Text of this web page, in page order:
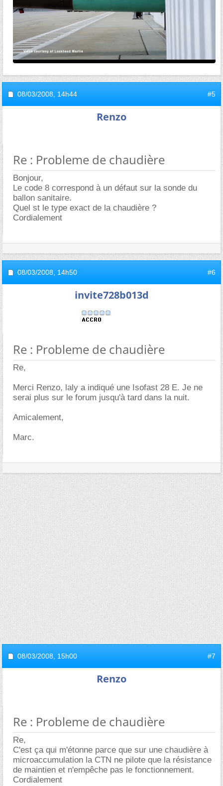
08/03/2008, 14h44 #5
Renzo
Re : Probleme de chaudière
Bonjour,
Le code 8 correspond à un défaut sur la sonde du
ballon sanitaire.
Quel st le type exact de la chaudière ?
Cordialement
08/03/2008, 14h50 #6
invite728b013d
Re : Probleme de chaudière
Re,
Merci Renzo, laly a indiqué une Isofast 28 E. Je ne
serai plus sur le forum jusqu'à tard dans la nuit.
Amicalement,
Marc.
08/03/2008, 15h00 #7
Renzo
Re : Probleme de chaudière
Re,
C'est ça qui m'étonne parce que sur une chaudière à
microaccumulation la CTN ne pilote que la résistance
de maintien et n'empêche pas le fonctionnement.
Cordialement